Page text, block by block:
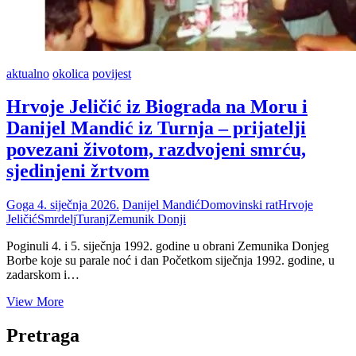
aktualno okolica povijest
Hrvoje Jeličić iz Biograda na Moru i
Danijel Mandić iz Turnja – prijatelji
povezani životom, razdvojeni smrću,
sjedinjeni žrtvom
Goga 4. siječnja 2026. Danijel MandićDomovinski ratHrvoje
JeličićSmrdeljTuranjZemunik Donji
Poginuli 4. i 5. siječnja 1992. godine u obrani Zemunika Donjeg
Borbe koje su parale noć i dan Početkom siječnja 1992. godine, u
zadarskom i…
View MoreHrvoje
iz
Biograda
Pretraga